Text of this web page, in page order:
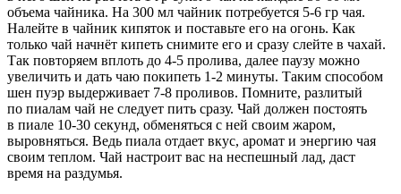
объема чайника. На 300 мл чайник потребуется 5-6 гр чая.
Налейте в чайник кипяток и поставьте его на огонь. Как
только чай начнёт кипеть снимите его и сразу слейте в чахай.
Так повторяем вплоть до 4-5 пролива, далее паузу можно
увеличить и дать чаю покипеть 1-2 минуты. Таким способом
шен пуэр выдерживает 7-8 проливов. Помните, разлитый
по пиалам чай не следует пить сразу. Чай должен постоять
в пиале 10-30 секунд, обменяться с ней своим жаром,
выровняться. Ведь пиала отдает вкус, аромат и энергию чая
своим теплом. Чай настроит вас на неспешный лад, даст
время на раздумья.